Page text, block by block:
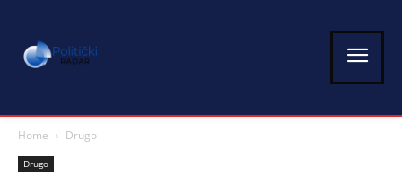
Home Drugo
Drugo